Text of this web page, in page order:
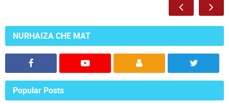
NURHAIZA CHE MAT
Popular Posts